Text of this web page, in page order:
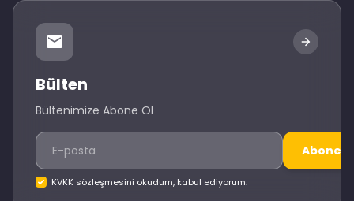
Bülten
Bültenimize Abone Ol
Abone
KVKK sözleşmesini okudum, kabul ediyorum.